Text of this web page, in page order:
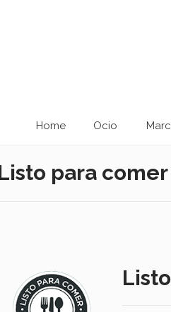
Home Ocio
para comer